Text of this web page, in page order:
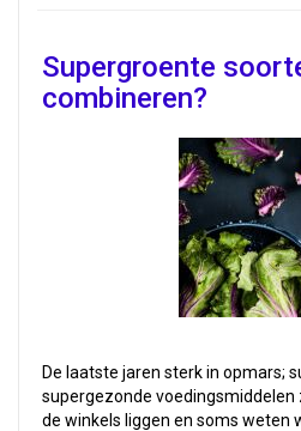
Supergroente
combineren?
De laatste jaren sterk in opmars;
supergezonde voedingsmiddelen
de winkels liggen en soms weten